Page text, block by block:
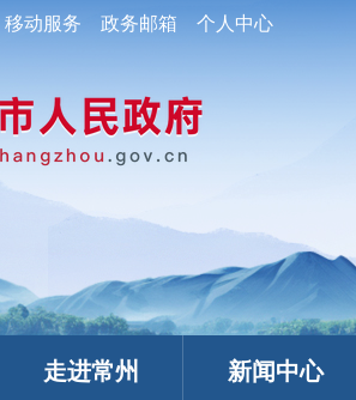
移动服务 政务邮箱 个人中心
走进常州 新闻中心